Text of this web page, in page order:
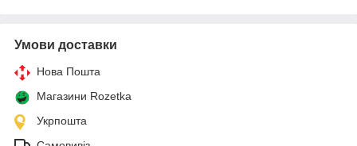
Умови доставки
Нова Пошта
Магазини Rozetka
Укрпошта